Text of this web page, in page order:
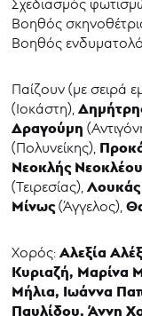
Σχεδιασμός
Βοηθός
Βοηθός
Παίζουν (με σειρά
(Ιοκάστη),
Δραγούμη
(Πολυνείκης),
Νεοκλής
(Τειρεσίας),
Μίνως (Άγγελος),
Χορός:Αλεξία
Κυριαζή, Μαρίνα
Μήλια, Ιωάννα
Παυλίδου, Άννη